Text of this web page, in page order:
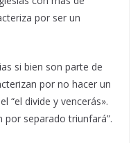
por ser un
si bien son parte de
por no hacer un
“el divide y vencerás».
por separado triunfará”.